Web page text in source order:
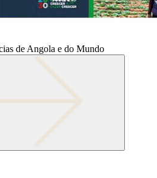
de Angola e do Mundo